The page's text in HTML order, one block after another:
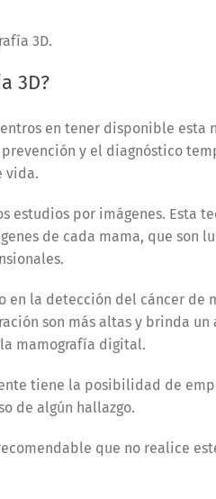
3D.
3D?
en tener disponible esta
y el diagnóstico
vida.
estudios por imágenes. Esta
de cada mama, que son
la detección del cáncer de
son más altas y brinda
la mamografía digital.
tiene la posibilidad de
de algún hallazgo.
que no realice